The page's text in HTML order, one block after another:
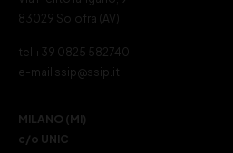
83029 Solofra (AV)
tel +39 0825 582740
e-mail ssip@ssip.it
MILANO (MI)
c/o UNIC